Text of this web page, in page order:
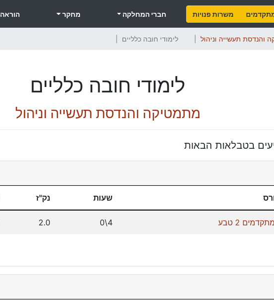
משרות פנויות חברי המחלקה מחקר הוראה
והנדסת תעשייה וניהול לימודי חובה כלליים
לימודי חובה כלליים
מתמטיקה והנדסת תעשייה וניהול
בטבלאות הבאות
שעות נק"ז
2 טבע 4\0
2.0